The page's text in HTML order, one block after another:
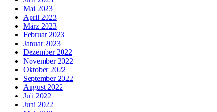
Mai 2023
April 2023
März 2023
Februar 2023
Januar 2023
Dezember 2022
November 2022
Oktober 2022
September 2022
August 2022
Juli 2022
Juni 2022